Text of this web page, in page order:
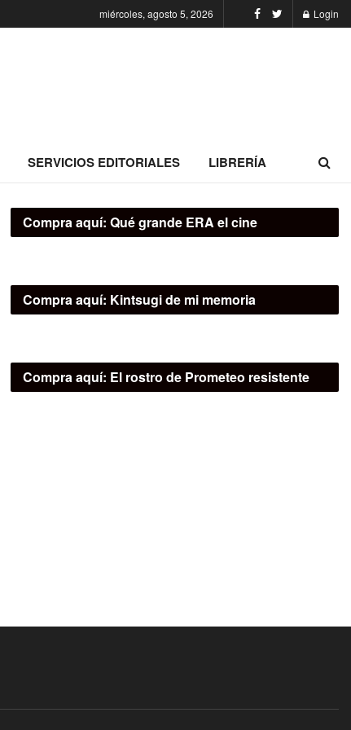
miércoles, agosto 5, 2026 Login
SERVICIOS EDITORIALES LIBRERÍA
Compra aquí: Qué grande ERA el cine
Compra aquí: Kintsugi de mi memoria
Compra aquí: El rostro de Prometeo resistente